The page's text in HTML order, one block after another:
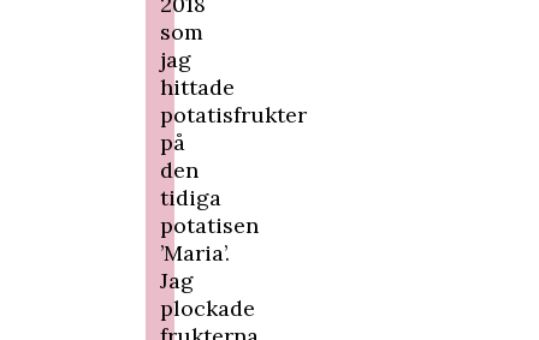
som
jag
hittade
potatisfrukter
på
den
tidiga
potatisen
’Maria’.
Jag
plockade